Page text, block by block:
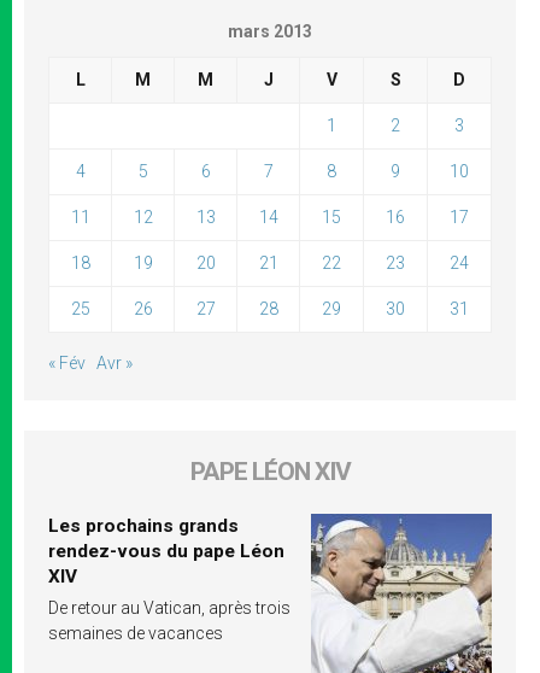
mars 2013
L M M J V S D
1 2 3
4 5 6 7 8 9 10
11 12 13 14 15 16 17
18 19 20 21 22 23 24
25 26 27 28 29 30 31
« Fév Avr »
PAPE LÉON XIV
Les prochains grands
rendez-vous du pape Léon
XIV
De retour au Vatican, après trois
semaines de vacances